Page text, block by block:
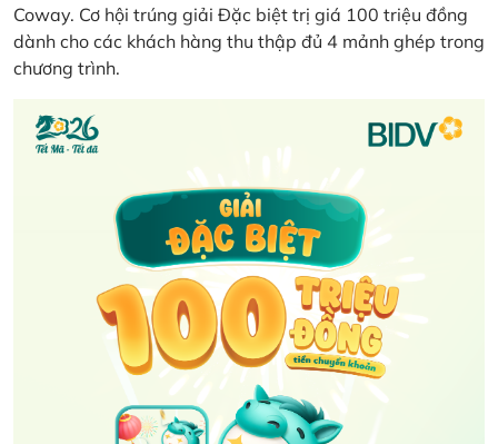
Coway. Cơ hội trúng giải Đặc biệt trị giá 100 triệu đồng
dành cho các khách hàng thu thập đủ 4 mảnh ghép trong
chương trình.